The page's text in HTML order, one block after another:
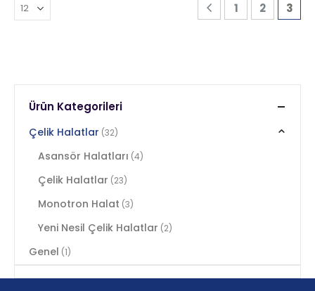
1 2 3
Ürün Kategorileri
Çelik Halatlar (32)
Asansör Halatları (4)
Çelik Halatlar (23)
Monotron Halat (3)
Yeni Nesil Çelik Halatlar (2)
Genel (1)